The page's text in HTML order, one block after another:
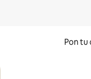
Pon tu